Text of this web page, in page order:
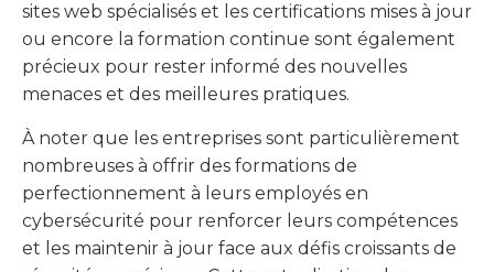
sites web spécialisés et les certifications mises à jour
ou encore la formation continue sont également
précieux pour rester informé des nouvelles
menaces et des meilleures pratiques.
À noter que les entreprises sont particulièrement
nombreuses à offrir des formations de
perfectionnement à leurs employés en
cybersécurité pour renforcer leurs compétences
et les maintenir à jour face aux défis croissants de